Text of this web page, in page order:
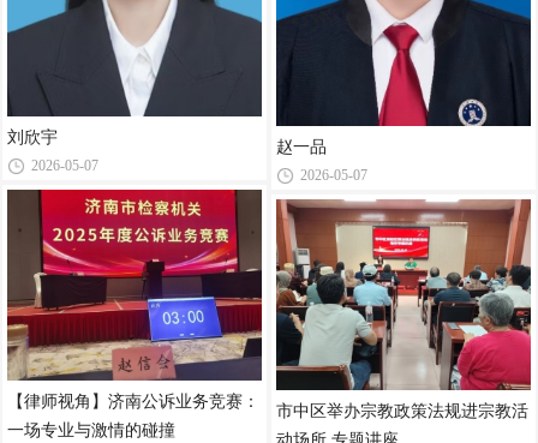
刘欣宇
2026-05-07
【律师视角】济南公诉业务竞赛：
一场专业与激情的碰撞
赵一品
2026-05-07
市中区举办宗教政策法规进宗教活